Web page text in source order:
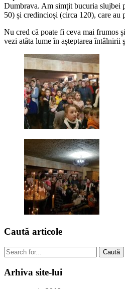
Dumbrava. Am simțit bucuria slujbei
50) și credincioși (circa 120), care au
Nu cred că poate fi ceva mai frumos
vezi atâta lume în așteptarea întâlnirii
Caută articole
Caută
Arhiva site-lui